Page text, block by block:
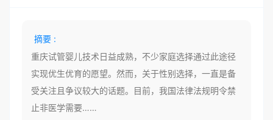
摘要 :
重庆试管婴儿技术日益成熟，不少家庭选择通过此途径
实现优生优育的愿望。然而，关于性别选择，一直是备
受关注且争议较大的话题。目前，我国法律法规明令禁
止非医学需要……